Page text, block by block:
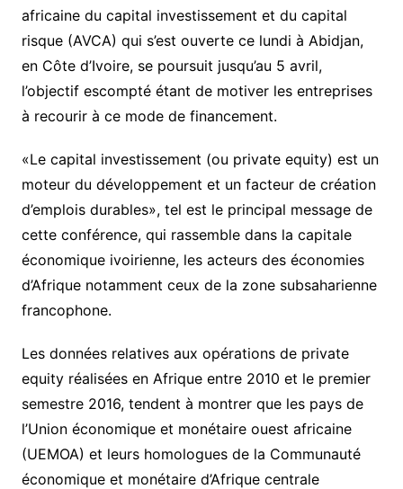
africaine du capital investissement et du capital
risque (AVCA) qui s’est ouverte ce lundi à Abidjan,
en Côte d’Ivoire, se poursuit jusqu’au 5 avril,
l’objectif escompté étant de motiver les entreprises
à recourir à ce mode de financement.
«Le capital investissement (ou private equity) est un
moteur du développement et un facteur de création
d’emplois durables», tel est le principal message de
cette conférence, qui rassemble dans la capitale
économique ivoirienne, les acteurs des économies
d’Afrique notamment ceux de la zone subsaharienne
francophone.
Les données relatives aux opérations de private
equity réalisées en Afrique entre 2010 et le premier
semestre 2016, tendent à montrer que les pays de
l’Union économique et monétaire ouest africaine
(UEMOA) et leurs homologues de la Communauté
économique et monétaire d’Afrique centrale